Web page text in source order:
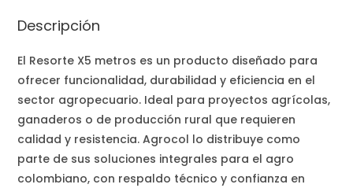
Descripción
El Resorte X5 metros es un producto diseñado para
ofrecer funcionalidad, durabilidad y eficiencia en el
sector agropecuario. Ideal para proyectos agrícolas,
ganaderos o de producción rural que requieren
calidad y resistencia. Agrocol lo distribuye como
parte de sus soluciones integrales para el agro
colombiano, con respaldo técnico y confianza en